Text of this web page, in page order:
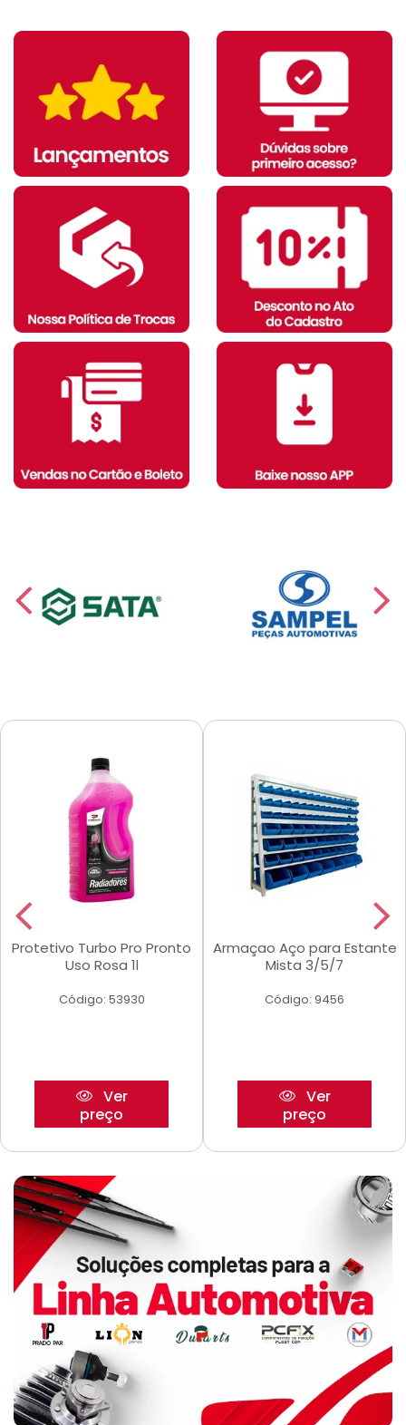
Protetivo Turbo Pro Pronto
Uso Rosa 1l
Código: 53930
Ver
preço
Armaçao Aço para Estante
Mista 3/5/7
Código: 9456
Ver
preço